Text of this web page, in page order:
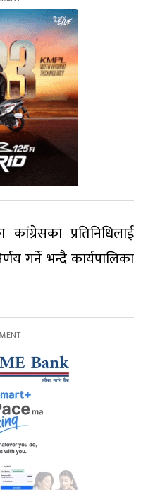
प्रतिनिधिलाई
गर्ने भन्दै कार्यपालिका